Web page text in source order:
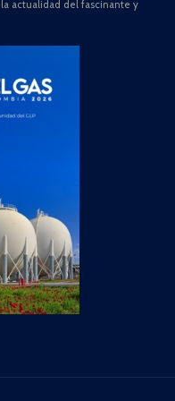
actualidad del fascinante y